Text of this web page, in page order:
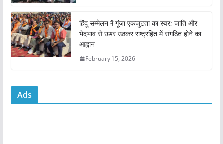
हिंदू सम्मेलन में गूंजा एकजुटता का स्वर; जाति और
भेदभाव से ऊपर उठकर राष्ट्रहित में संगठित होने का
आह्वान
February 15, 2026
Ads